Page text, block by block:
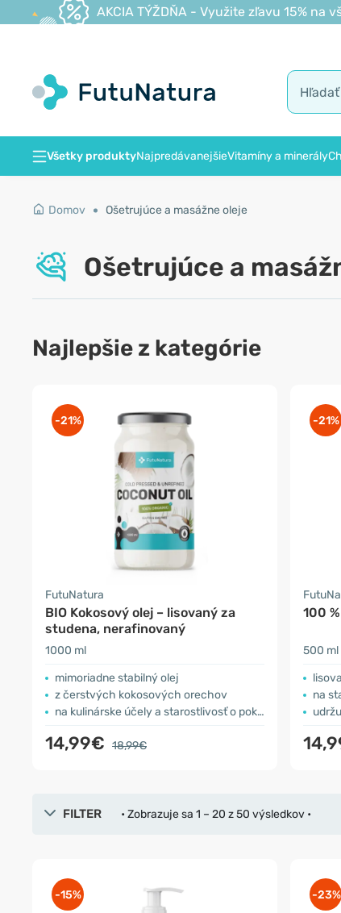
AKCIA TÝŽDŇA - Využite zľavu 15% na
Všetky produktyNajpredávanejšieVitamíny a minerály
Domov Ošetrujúce a masážne oleje
Ošetrujúce a
Najlepšie z kategórie
-21%
FutuNatura
BIO Kokosový olej – lisovaný za
studena, nerafinovaný
1000 ml
mimoriadne stabilný olej
z čerstvých kokosových orechov
na kulinárske účely a starostlivosť o pokožku
14,99€ 18,99€
-21%
100
500 ml
na
FILTER • Zobrazuje sa 1 – 20 z 50 výsledkov •
-15% -23%